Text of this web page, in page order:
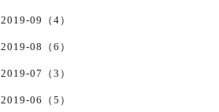
2019-09（4）
2019-08（6）
2019-07（3）
2019-06（5）